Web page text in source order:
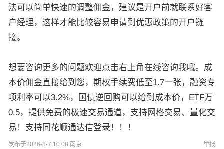
法可以简单快速的调整佣金，建议是开户前就联系好客
户经理，这样才能比较容易申请到优惠政策的开户链
接。
想要咨询更多的问题欢迎点击右上角在线咨询我哦。成
本价佣金直接给到您，期权手续费低至1.7一张，融资专
项利率可以3.2%，国债逆回购可以给到成本价，ETF万
0.5，提供免费的极速交易通道，支持网格交易、量化交
易！支持同花顺通达信登录！！！
发布于2026-8-7 10:08 南京 举报